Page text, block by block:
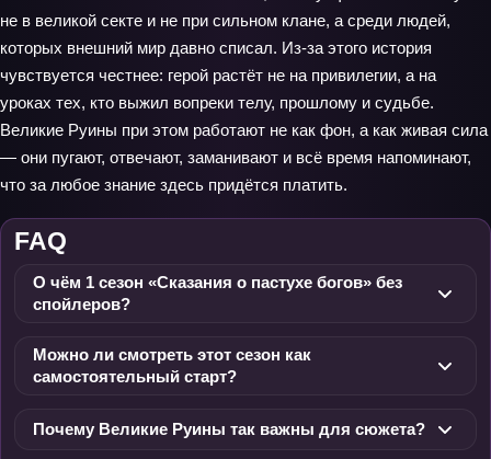
не в великой секте и не при сильном клане, а среди людей,
которых внешний мир давно списал. Из-за этого история
чувствуется честнее: герой растёт не на привилегии, а на
уроках тех, кто выжил вопреки телу, прошлому и судьбе.
Великие Руины при этом работают не как фон, а как живая сила
— они пугают, отвечают, заманивают и всё время напоминают,
что за любое знание здесь придётся платить.
FAQ
О чём 1 сезон «Сказания о пастухе богов» без
спойлеров?
Можно ли смотреть этот сезон как
самостоятельный старт?
Почему Великие Руины так важны для сюжета?